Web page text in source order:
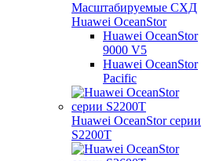
Масштабируемые СХД
Huawei OceanStor
Huawei OceanStor
9000 V5
Huawei OceanStor
Pacific
Huawei OceanStor серии
S2200T